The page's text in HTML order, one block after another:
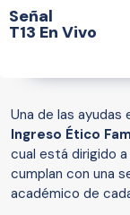
Señal
T13 En Vivo
Una de las ayudas
Ingreso Ético
cual está dirigido
cumplan con una
académico de